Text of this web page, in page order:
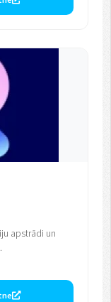
apstrādi un